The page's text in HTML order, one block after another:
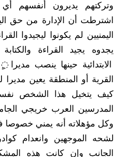
وتركتهم يديرون أنفسهم
اشترطت أن الإدارة من حق
اليمنيين لم يكونوا ليجيدوا
يجدوه يجيد القراءة
الابتدائية حينها ينصب
القرية أو المنطقة يعين
كيف يتخيل هذا الشخص
المدرسين العرب خريجي
وكل مؤهلاته أنه يمني خصوصا
لشحه الموجهين وانعدام
الجانب وإن كانت هذه